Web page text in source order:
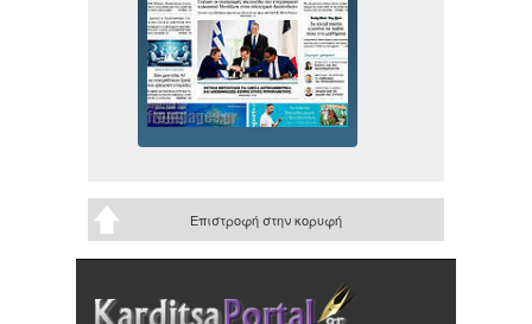
Επιστροφή στην κορυφή